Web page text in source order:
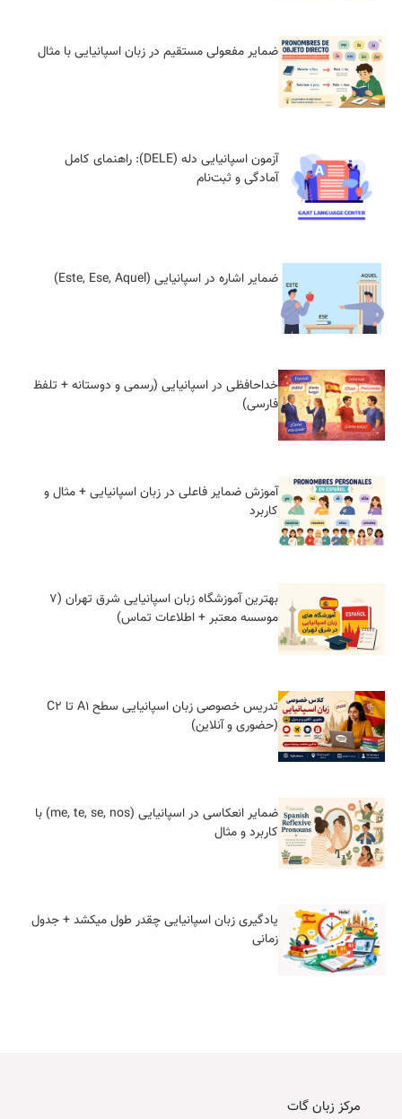
ضمایر مفعولی مستقیم در زبان اسپانیایی با مثال
آزمون اسپانیایی دله (DELE): راهنمای کامل
آمادگی و ثبت‌نام
ضمایر اشاره در اسپانیایی (Este, Ese, Aquel)
خداحافظی در اسپانیایی (رسمی و دوستانه + تلفظ
فارسی)
آموزش ضمایر فاعلی در زبان اسپانیایی + مثال و
کاربرد
بهترین آموزشگاه زبان اسپانیایی شرق تهران (7
موسسه معتبر + اطلاعات تماس)
تدریس خصوصی زبان اسپانیایی سطح A1 تا C2
(حضوری و آنلاین)
ضمایر انعکاسی در اسپانیایی (me, te, se, nos) با
کاربرد و مثال
یادگیری زبان اسپانیایی چقدر طول میکشد + جدول
زمانی
مرکز زبان گات